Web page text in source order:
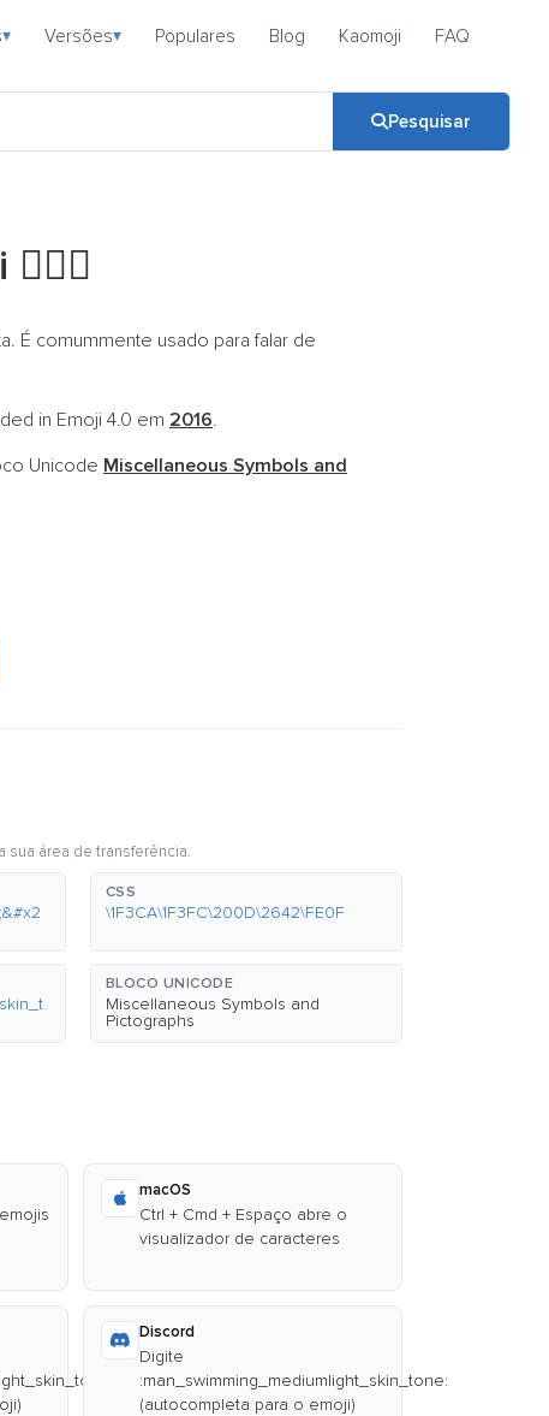
▾ Versões▾ Populares Blog Kaomoji FAQ
Pesquisar
🏊🏼‍♂️
É comummente usado para falar de
in Emoji 4.0 em 2016.
Unicode Miscellaneous Symbols and
sua área de transferência.
CSS
\1F3CA\1F3FC\200D\2642\FE0F
BLOCO UNICODE
Miscellaneous Symbols and
Pictographs
macOS
Ctrl + Cmd + Espaço abre o
visualizador de caracteres
Discord
Digite
:man_swimming_mediumlight_skin_tone:
(autocompleta para o emoji)